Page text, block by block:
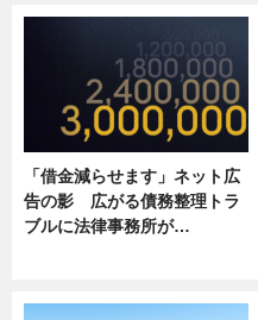
「借金減らせます」ネット広
告の影 広がる債務整理トラ
ブルに法律事務所が…